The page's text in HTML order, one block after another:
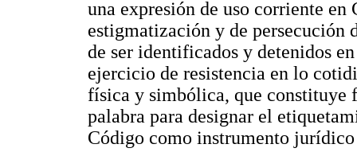
una expresión de uso corriente
estigmatización y de persecución
de ser identificados y detenidos
ejercicio de resistencia en lo
física y simbólica, que constituye
palabra para designar el
Código como instrumento